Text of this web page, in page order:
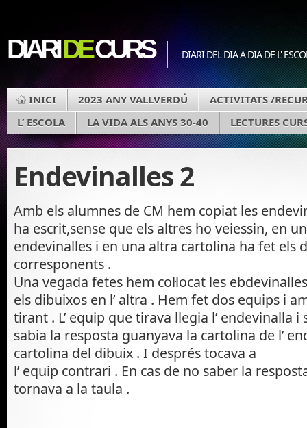
DIARIDECURS DIARI DEL DIA A DIA DE L'
INICI 2023 ANY VALLVERDÚ
ACTIVITATS /
L’ ESCOLA
LA VIDA ALS ANYS 30-40 LECTURES
Endevinalles 2
Amb els alumnes de CM hem copiat les
ha escrit,sense que els altres ho veiessin, en
endevinalles i en una altra cartolina ha fet els
corresponents .
Una vegada fetes hem col·locat les
els dibuixos en l’ altra . Hem fet dos equips i
tirant . L’ equip que tirava llegia l’ endevinalla i
sabia la resposta guanyava la cartolina de l’
cartolina del dibuix . I després tocava a
l’ equip contrari . En cas de no saber la
tornava a la taula .